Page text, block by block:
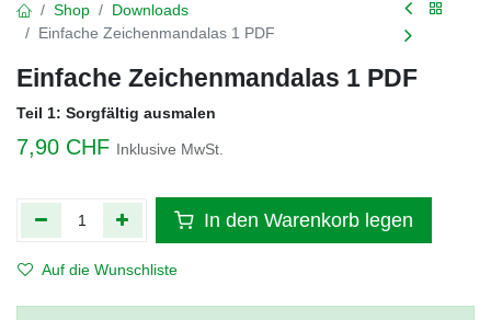
Shop
Downloads
Einfache Zeichenmandalas 1 PDF
Einfache Zeichenmandalas 1 PDF
Teil 1: Sorgfältig ausmalen
7,90 CHF Inklusive MwSt.
In den Warenkorb legen
Auf die Wunschliste